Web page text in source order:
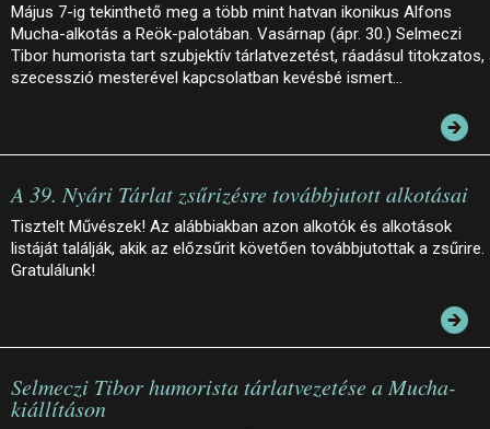
Május 7-ig tekinthető meg a több mint hatvan ikonikus Alfons
Mucha-alkotás a Reök-palotában. Vasárnap (ápr. 30.) Selmeczi
Tibor humorista tart szubjektív tárlatvezetést, ráadásul titokzatos,
szecesszió mesterével kapcsolatban kevésbé ismert…
A 39. Nyári Tárlat zsűrizésre továbbjutott alkotásai
Tisztelt Művészek! Az alábbiakban azon alkotók és alkotások
listáját találják, akik az előzsűrit követően továbbjutottak a zsűrire.
Gratulálunk!
Selmeczi Tibor humorista tárlatvezetése a Mucha-
kiállításon